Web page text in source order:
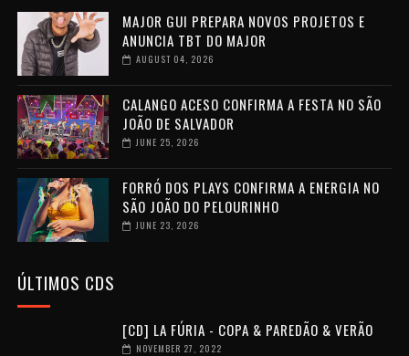
MAJOR GUI PREPARA NOVOS PROJETOS E
ANUNCIA TBT DO MAJOR
AUGUST 04, 2026
CALANGO ACESO CONFIRMA A FESTA NO SÃO
JOÃO DE SALVADOR
JUNE 25, 2026
FORRÓ DOS PLAYS CONFIRMA A ENERGIA NO
SÃO JOÃO DO PELOURINHO
JUNE 23, 2026
ÚLTIMOS CDS
[CD] LA FÚRIA - COPA & PAREDÃO & VERÃO
NOVEMBER 27, 2022